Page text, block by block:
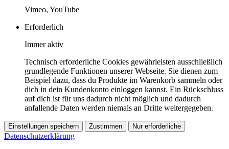
Vimeo, YouTube
Erforderlich
Immer aktiv
Technisch erforderliche Cookies gewährleisten ausschließlich
grundlegende Funktionen unserer Webseite. Sie dienen zum
Beispiel dazu, dass du Produkte im Warenkorb sammeln oder
dich in dein Kundenkonto einloggen kannst. Ein Rückschluss
auf dich ist für uns dadurch nicht möglich und dadurch
anfallende Daten werden niemals an Dritte weitergegeben.
Einstellungen speichern Zustimmen Nur erforderliche
Datenschutzerklärung